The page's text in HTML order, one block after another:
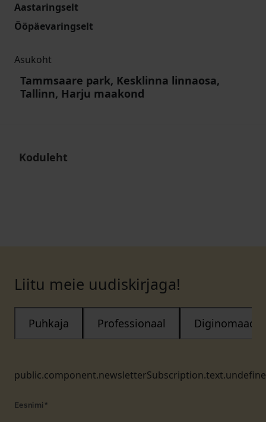
Aastaringselt
Ööpäevaringselt
Asukoht
Tammsaare park, Kesklinna linnaosa,
Tallinn, Harju maakond
Koduleht
Liitu meie uudiskirjaga!
Puhkaja Professionaal Diginomaad
Eesnimi *